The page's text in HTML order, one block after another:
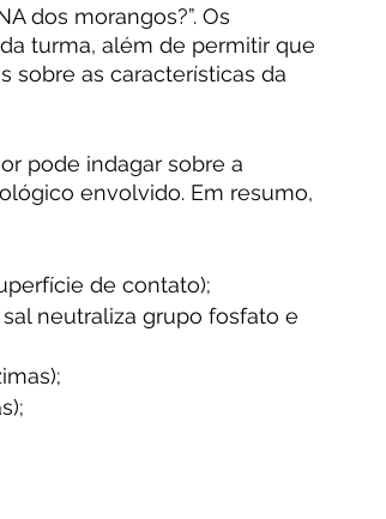
dos morangos?”. Os
turma, além de permitir que
sobre as características da
pode indagar sobre a
envolvido. Em resumo,
de contato);
neutraliza grupo fosfato e